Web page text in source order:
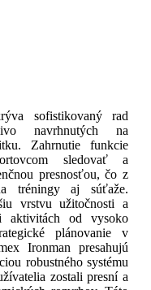
sofistikovaný rad
navrhnutých na
Zahrnutie funkcie
sledovať a
presnosťou, čo z
tréningy aj súťaže.
vrstvu užitočnosti a
aktivitách od vysoko
plánovanie v
Ironman presahujú
robustného systému
zostali presní a